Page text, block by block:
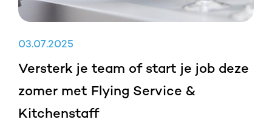
03.07.2025
Versterk je team of start je job deze
zomer met Flying Service &
Kitchenstaff